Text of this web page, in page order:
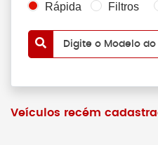
Rápida Filtros
Digite o Modelo
Veículos recém